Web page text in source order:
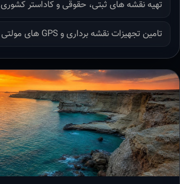
تهیه نقشه های ثبتی، حقوقی و کاداستر کشوری
تامین تجهیزات نقشه برداری و GPS های مولتی فرکانس